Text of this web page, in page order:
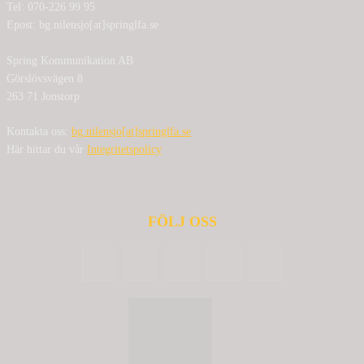
Tel: 070-226 99 95
Epost: bg.nilensjo[at]springlfa.se
Spring Kommunikation AB
Görslövsvägen 8
263 71 Jonstorp
Kontakta oss: bg.nilensjo[at]springlfa.se
Här hittar du vår Integritetspolicy
FÖLJ OSS